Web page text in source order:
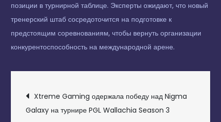
позиции в турнирной таблице. Эксперты ожидают, что новый
тренерский штаб сосредоточится на подготовке к
предстоящим соревнованиям, чтобы вернуть организации
конкурентоспособность на международной арене.
НАВИГАЦИЯ
ПО
Xtreme Gaming одержала победу над Nigma
Galaxy на турнире PGL Wallachia Season 3